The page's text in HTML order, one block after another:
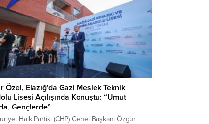
Özel, Elazığ’da Gazi Meslek Teknik
Lisesi Açılışında Konuştu: “Umut
Gençlerde”
Halk Partisi (CHP) Genel Başkanı Özgür